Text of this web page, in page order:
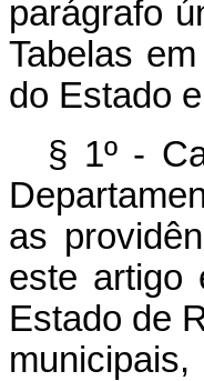
parágrafo
Tabelas
do Estado
§ 1º -
as
este artigo
Estado de